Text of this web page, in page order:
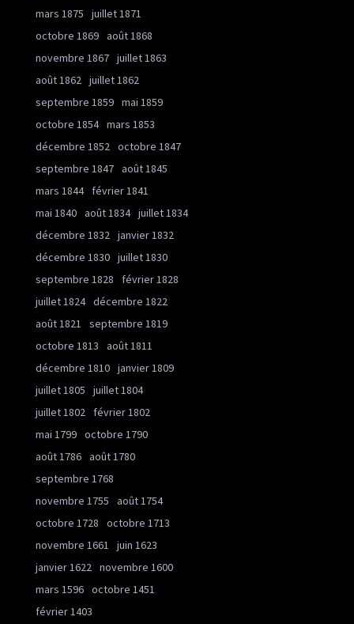
mars 1875
juillet 1871
octobre 1869 août 1868
novembre 1867 juillet 1863
août 1862 juillet 1862
septembre 1859 mai 1859
octobre 1854 mars 1853
décembre 1852 octobre 1847
septembre 1847 août 1845
mars 1844
février 1841
mai 1840 août 1834 juillet 1834
décembre 1832 janvier 1832
décembre 1830 juillet 1830
septembre 1828
février 1828
juillet 1824 décembre 1822
août 1821
septembre 1819
octobre 1813
août 1811
décembre 1810 janvier 1809
juillet 1805
juillet 1804
juillet 1802
février 1802
mai 1799 octobre 1790
août 1786 août 1780
septembre 1768
novembre 1755
août 1754
octobre 1728
octobre 1713
novembre 1661
juin 1623
janvier 1622 novembre 1600
mars 1596 octobre 1451
février 1403